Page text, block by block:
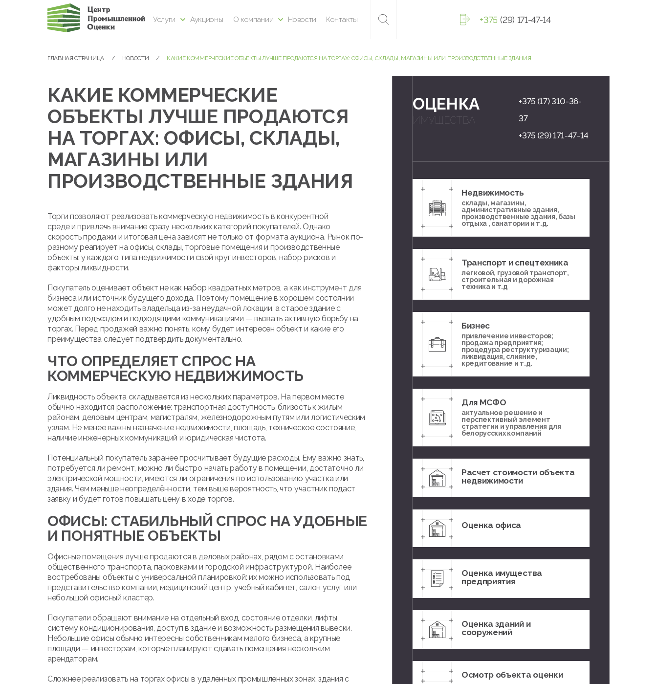
Услуги Аукционы О компании Новости Контакты +375 (29) 171-47-14
ГЛАВНАЯ СТРАНИЦА НОВОСТИ КАКИЕ КОММЕРЧЕСКИЕ ОБЪЕКТЫ ЛУЧШЕ ПРОДАЮТСЯ НА ТОРГАХ: ОФИСЫ, СКЛАДЫ, МАГАЗИНЫ ИЛИ ПРОИЗВОДСТВЕННЫЕ ЗДАНИЯ
КАКИЕ КОММЕРЧЕСКИЕ
ОБЪЕКТЫ ЛУЧШЕ ПРОДАЮТСЯ
НА ТОРГАХ: ОФИСЫ, СКЛАДЫ,
МАГАЗИНЫ ИЛИ
ПРОИЗВОДСТВЕННЫЕ ЗДАНИЯ
Торги позволяют реализовать коммерческую недвижимость в конкурентной
среде и привлечь внимание сразу нескольких категорий покупателей. Однако
скорость продажи и итоговая цена зависят не только от формата аукциона. Рынок по-
разному реагирует на офисы, склады, торговые помещения и производственные
объекты: у каждого типа недвижимости свой круг инвесторов, набор рисков и
факторы ликвидности.
Покупатель оценивает объект не как набор квадратных метров, а как инструмент для
бизнеса или источник будущего дохода. Поэтому помещение в хорошем состоянии
может долго не находить владельца из-за неудачной локации, а старое здание с
удобным подъездом и подходящими коммуникациями — вызвать активную борьбу на
торгах. Перед продажей важно понять, кому будет интересен объект и какие его
преимущества следует подтвердить документально.
ЧТО ОПРЕДЕЛЯЕТ СПРОС НА
КОММЕРЧЕСКУЮ НЕДВИЖИМОСТЬ
Ликвидность объекта складывается из нескольких параметров. На первом месте
обычно находится расположение: транспортная доступность, близость к жилым
районам, деловым центрам, магистралям, железнодорожным путям или логистическим
узлам. Не менее важны назначение недвижимости, площадь, техническое состояние,
наличие инженерных коммуникаций и юридическая чистота.
Потенциальный покупатель заранее просчитывает будущие расходы. Ему важно знать,
потребуется ли ремонт, можно ли быстро начать работу в помещении, достаточно ли
электрической мощности, имеются ли ограничения по использованию участка или
здания. Чем меньше неопределённости, тем выше вероятность, что участник подаст
заявку и будет готов повышать цену в ходе торгов.
ОФИСЫ: СТАБИЛЬНЫЙ СПРОС НА УДОБНЫЕ
И ПОНЯТНЫЕ ОБЪЕКТЫ
Офисные помещения лучше продаются в деловых районах, рядом с остановками
общественного транспорта, парковками и городской инфраструктурой. Наиболее
востребованы объекты с универсальной планировкой: их можно использовать под
представительство компании, медицинский центр, учебный кабинет, салон услуг или
небольшой офисный кластер.
Покупатели обращают внимание на отдельный вход, состояние отделки, лифты,
систему кондиционирования, доступ в здание и возможность размещения вывески.
Небольшие офисы обычно интересны собственникам малого бизнеса, а крупные
площади — инвесторам, которые планируют сдавать помещения нескольким
арендаторам.
Сложнее реализовать на торгах офисы в удалённых промышленных зонах, здания с
ОЦЕНКА
ИМУЩЕСТВА
+375 (17) 310-36-
37
+375 (29) 171-47-14
Недвижимость
склады, магазины,
административные здания,
производственные здания, базы
отдыха , санатории и т.д.
Транспорт и спецтехника
легковой, грузовой транспорт,
строительная и дорожная
техника и т.д
Бизнес
привлечение инвесторов;
продажа предприятия;
процедура реструктуризации;
ликвидация, слияние,
кредитование и т.д.
Для МСФО
актуальное решение и
перспективный элемент
стратегии и управления для
белорусских компаний
Расчет стоимости объекта
недвижимости
Оценка офиса
Оценка имущества
предприятия
Оценка зданий и
сооружений
Осмотр объекта оценки